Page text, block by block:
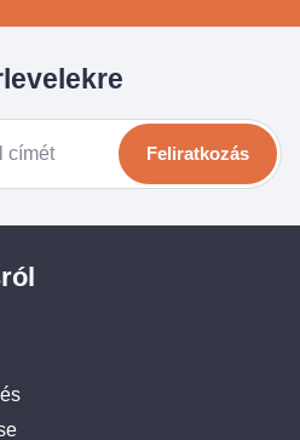
Feliratkozás